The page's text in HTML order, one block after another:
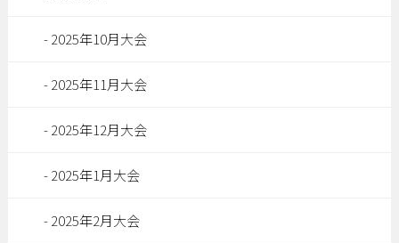
2025年10月大会
2025年11月大会
2025年12月大会
2025年1月大会
2025年2月大会